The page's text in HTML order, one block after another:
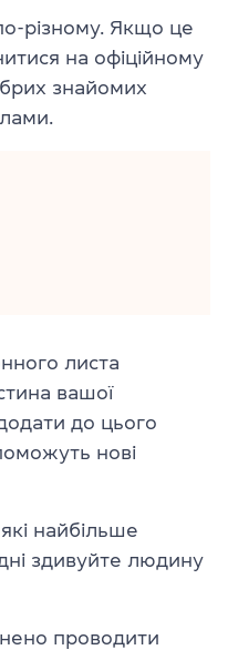
різному. Якщо це
на офіційному
знайомих
листа
вашої
до цього
нові
найбільше
здивуйте людину
проводити